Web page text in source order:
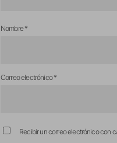
Nombre*
Correo electrónico*
Recibir un correo electrónico con